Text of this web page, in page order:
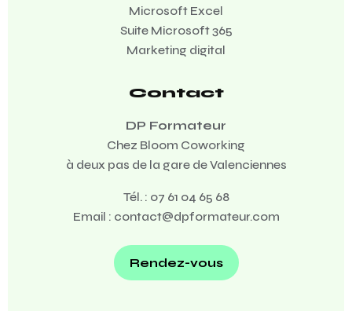
Microsoft Excel
Suite Microsoft 365
Marketing digital
Contact
DP Formateur
Chez Bloom Coworking
à deux pas de la gare de Valenciennes
Tél. : 07 61 04 65 68
Email : contact@dpformateur.com
Rendez-vous